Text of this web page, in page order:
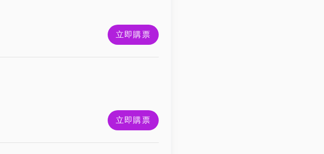
立即購票
立即購票